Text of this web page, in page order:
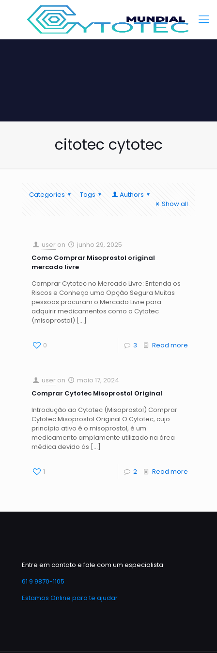
citotec cytotec
Categories Tags
Authors
Show all
user on
junho 29, 2025
Como Comprar Misoprostol original
mercado livre
Comprar Cytotec no Mercado Livre: Entenda os
Riscos e Conheça uma Opção Segura Muitas
pessoas procuram o Mercado Livre para
adquirir medicamentos como o Cytotec
(misoprostol) […]
0 3 Read more
user on
maio 17, 2024
Comprar Cytotec Misoprostol Original
Introdução ao Cytotec (Misoprostol) Comprar
Cytotec Misoprostol Original O Cytotec, cujo
princípio ativo é o misoprostol, é um
medicamento amplamente utilizado na área
médica devido às […]
1 2 Read more
Entre em contato e fale com um especialista
61 9 9870-1105
Estamos Online para te ajudar